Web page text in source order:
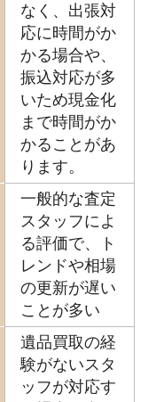
なく、出張対
応に時間がか
かる場合や、
振込対応が多
いため現金化
まで時間がか
かることがあ
ります。
一般的な査定
スタッフによ
る評価で、ト
レンドや相場
の更新が遅い
ことが多い
遺品買取の経
験がないスタ
ッフが対応す